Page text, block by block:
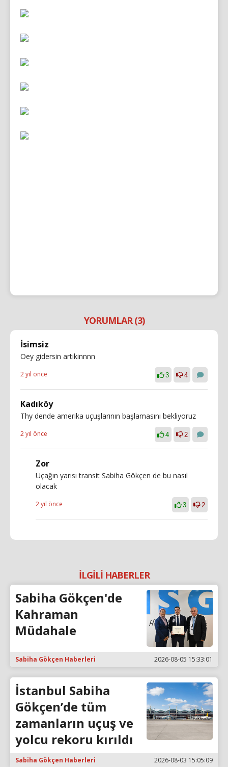
YORUMLAR (3)
İsimsiz
Oey gidersin artikinnnn
2 yıl önce 3 4
Kadıköy
Thy dende amerika uçuşlarının başlamasını bekliyoruz
2 yıl önce 4 2
Zor
Uçağın yarısı transit Sabiha Gökçen de bu nasıl
olacak
2 yıl önce 3 2
İLGİLİ HABERLER
Sabiha Gökçen'de
Kahraman
Müdahale
Sabiha Gökçen Haberleri 2026-08-05 15:33:01
İstanbul Sabiha
Gökçen’de tüm
zamanların uçuş ve
yolcu rekoru kırıldı
Sabiha Gökçen Haberleri 2026-08-03 15:05:09